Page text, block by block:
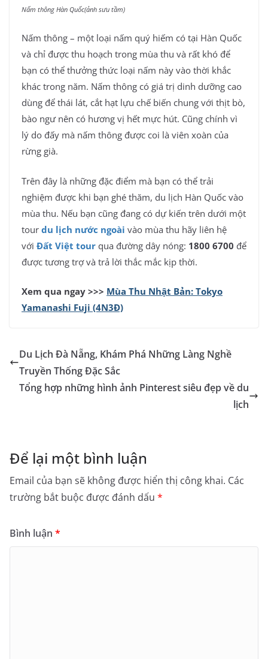
Nấm thông Hàn Quốc(ảnh sưu tầm)
Nấm thông – một loại nấm quý hiếm có tại Hàn Quốc
và chỉ được thu hoạch trong mùa thu và rất khó để
bạn có thể thưởng thức loại nấm này vào thời khắc
khác trong năm. Nấm thông có giá trị dinh dưỡng cao
dùng để thái lát, cắt hạt lựu chế biến chung với thịt bò,
bào ngư nên có hương vị hết mực hút. Cũng chính vì
lý do đấy mà nấm thông được coi là viên xoàn của
rừng già.
Trên đây là những đặc điểm mà bạn có thể trải
nghiệm được khi bạn ghé thăm, du lịch Hàn Quốc vào
mùa thu. Nếu bạn cũng đang có dự kiến trên dưới một
tour du lịch nước ngoài vào mùa thu hãy liên hệ
với Đất Việt tour qua đường dây nóng: 1800 6700 để
được tương trợ và trả lời thắc mắc kịp thời.
Xem qua ngay >>> Mùa Thu Nhật Bản: Tokyo
Yamanashi Fuji (4N3Đ)
Du Lịch Đà Nẵng, Khám Phá Những Làng Nghề
Truyền Thống Đặc Sắc
Tổng hợp những hình ảnh Pinterest siêu đẹp về du
lịch
Để lại một bình luận
Email của bạn sẽ không được hiển thị công khai. Các
trường bắt buộc được đánh dấu *
Bình luận *